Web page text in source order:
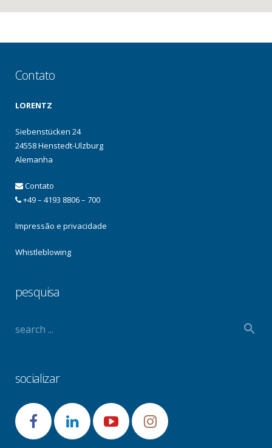
Contato
LORENTZ
Siebenstücken 24
24558 Henstedt-Ulzburg
Alemanha
Contato
+49 – 4193 8806 – 700
Impressão e privacidade
Whistleblowing
pesquisa
socializar